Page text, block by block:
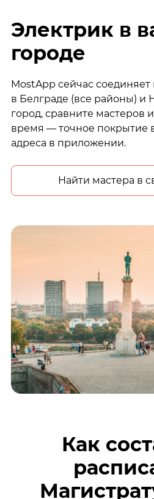
Электрик в
городе
MostApp сейчас
в Белграде (все районы) и
город, сравните мастеров
время — точное покрытие
адреса в приложении.
Найти мастера в
Как